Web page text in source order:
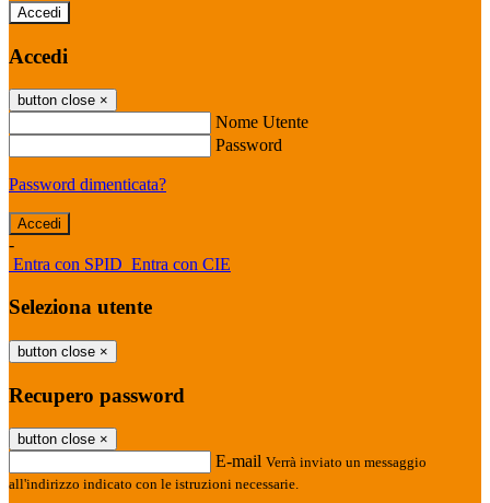
Accedi
Accedi
button close ×
Nome Utente
Password
Password dimenticata?
-
Entra con SPID Entra con CIE
Seleziona utente
button close ×
Recupero password
button close ×
E-mail Verrà inviato un messaggio
all'indirizzo indicato con le istruzioni necessarie.